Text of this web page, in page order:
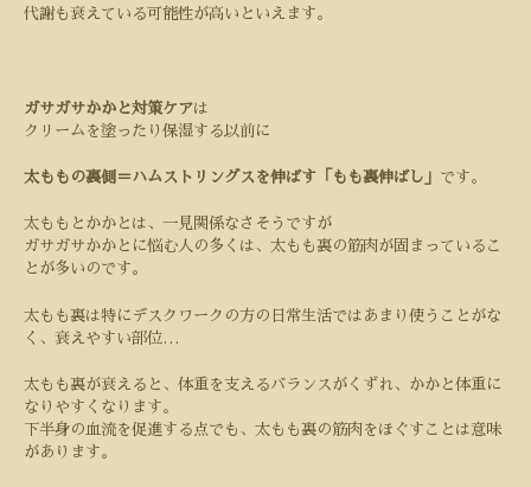
代謝も衰えている可能性が高いといえます。
ガサガサかかと対策ケアは
クリームを塗ったり保湿する以前に
太ももの裏側＝ハムストリングスを伸ばす 「 もも裏伸ばし です。
太ももとかかとは、一見関係なさそうですが
ガサガサかかとに悩む人の多くは、太もも裏の筋肉が固まっているこ
とが多いのです。
太もも裏は特にデスクワークの方の日常生活ではあまり使うことがな
く、衰えやすい部位…
太もも裏が衰えると、体重を支えるバランスがくずれ、かかと体重に
なりやすくなります。
下半身の血流を促進する点でも、太もも裏の筋肉をほぐすことは意味
があります。